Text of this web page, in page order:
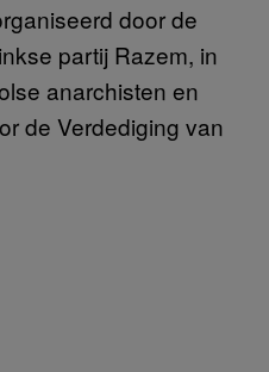
door de
partij Razem, in
anarchisten en
de Verdediging van